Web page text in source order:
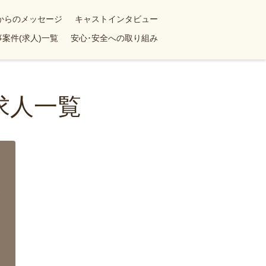
らのメッセージ
キャストインタビュー
案件(求人)一覧 安心･安全への取り組み
人一覧